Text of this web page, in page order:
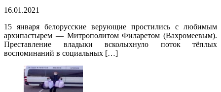
16.01.2021
15 января белорусские верующие простились с любимым
архипастырем — Митрополитом Филаретом (Вахромеевым).
Преставление владыки всколыхнуло поток тёплых
воспоминаний в социальных […]